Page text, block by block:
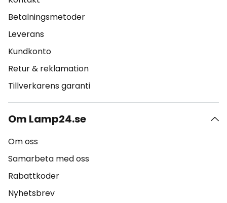
Betalningsmetoder
Leverans
Kundkonto
Retur & reklamation
Tillverkarens garanti
Om Lamp24.se
Om oss
Samarbeta med oss
Rabattkoder
Nyhetsbrev